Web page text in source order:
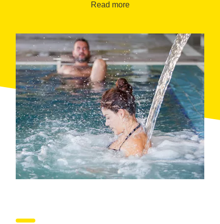
la imponente arquitectura de losmonasteriosde
componen la ruta y que hacen que sea uno de los
mejores itinerarios culturales de Catalunya.
Read more